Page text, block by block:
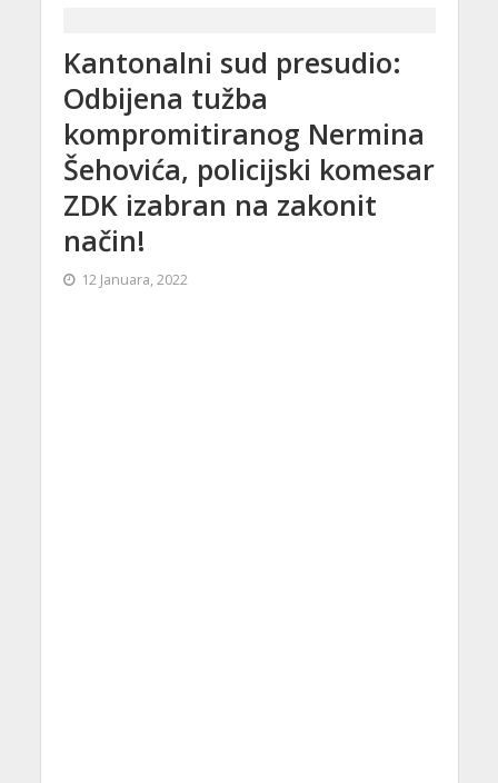
Kantonalni sud presudio:
Odbijena tužba
kompromitiranog Nermina
Šehovića, policijski komesar
ZDK izabran na zakonit
način!
12 Januara, 2022